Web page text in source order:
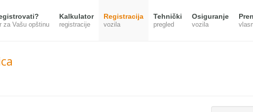
za Vašu opštinu
Kalkulator
registracije
Registracija
vozila
Tehnički
pregled
Osiguranje
vozila